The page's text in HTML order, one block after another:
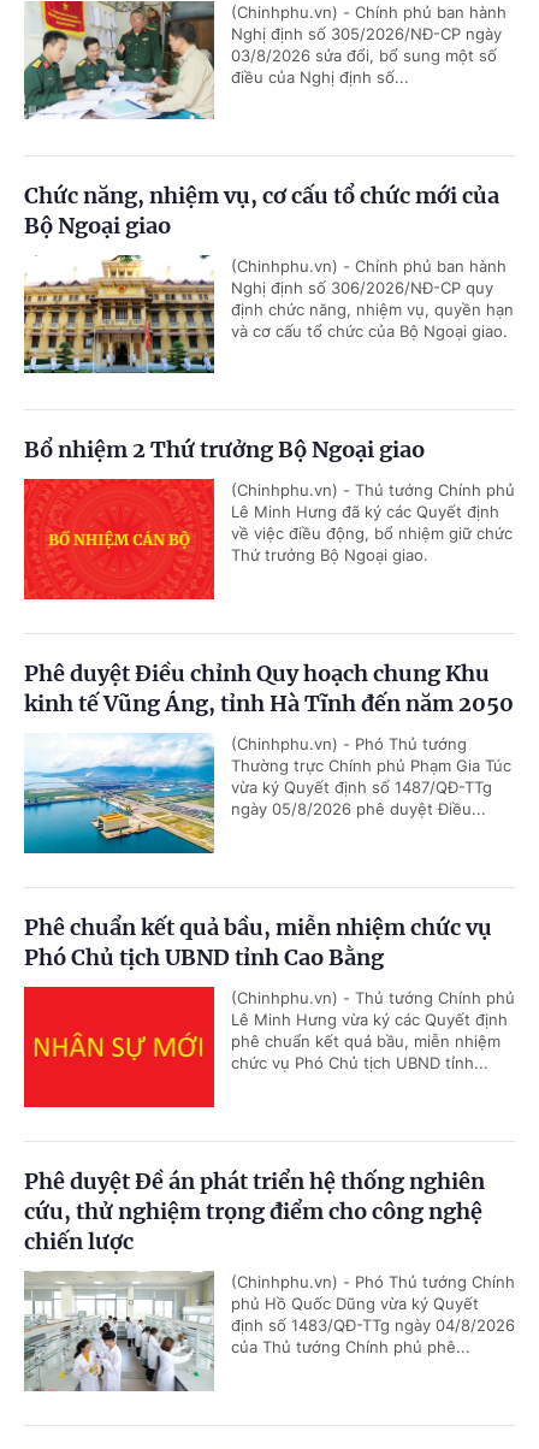
(Chinhphu.vn) - Chính phủ ban hành
Nghị định số 305/2026/NĐ-CP ngày
03/8/2026 sửa đổi, bổ sung một số
điều của Nghị định số...
Chức năng, nhiệm vụ, cơ cấu tổ chức mới của
Bộ Ngoại giao
(Chinhphu.vn) - Chính phủ ban hành
Nghị định số 306/2026/NĐ-CP quy
định chức năng, nhiệm vụ, quyền hạn
và cơ cấu tổ chức của Bộ Ngoại giao.
Bổ nhiệm 2 Thứ trưởng Bộ Ngoại giao
(Chinhphu.vn) - Thủ tướng Chính phủ
Lê Minh Hưng đã ký các Quyết định
về việc điều động, bổ nhiệm giữ chức
Thứ trưởng Bộ Ngoại giao.
Phê duyệt Điều chỉnh Quy hoạch chung Khu
kinh tế Vũng Áng, tỉnh Hà Tĩnh đến năm 2050
(Chinhphu.vn) - Phó Thủ tướng
Thường trực Chính phủ Phạm Gia Túc
vừa ký Quyết định số 1487/QĐ-TTg
ngày 05/8/2026 phê duyệt Điều...
Phê chuẩn kết quả bầu, miễn nhiệm chức vụ
Phó Chủ tịch UBND tỉnh Cao Bằng
(Chinhphu.vn) - Thủ tướng Chính phủ
Lê Minh Hưng vừa ký các Quyết định
phê chuẩn kết quả bầu, miễn nhiệm
chức vụ Phó Chủ tịch UBND tỉnh...
Phê duyệt Đề án phát triển hệ thống nghiên
cứu, thử nghiệm trọng điểm cho công nghệ
chiến lược
(Chinhphu.vn) - Phó Thủ tướng Chính
phủ Hồ Quốc Dũng vừa ký Quyết
định số 1483/QĐ-TTg ngày 04/8/2026
của Thủ tướng Chính phủ phê...